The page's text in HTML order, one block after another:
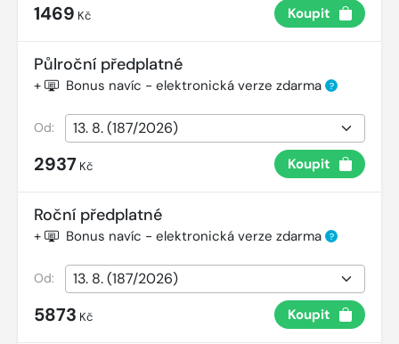
1469 Kč Koupit
Půlroční předplatné
+ Bonus navíc - elektronická verze zdarma ?
Od:
2937 Kč Koupit
Roční předplatné
+ Bonus navíc - elektronická verze zdarma ?
Od:
5873 Kč Koupit